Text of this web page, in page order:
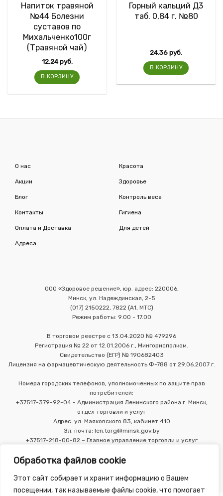
Обработка файлов cookie
Этот сайт собирает и хранит информацию о Вашем
посещении, так называемые файлы cookie, что помогает
Напиток травяной
№44 Болезни
суставов по
Михальченко100г
(Травяной чай)
12.24руб.
В КОРЗИНУ
Горный кальций Д3
таб. 0,84 г. №80
24.36руб.
В КОРЗИНУ
О нас
Акции
Блог
Контакты
Оплата и Доставка
Адреса
Красота
Здоровье
Контроль веса
Гигиена
Для детей
ООО «Здоровое решение», юр. адрес: 220006,
Минск, ул. Надеждинская, 2-5
(017) 2150222, 7822 (А1, МТС)
Режим работы: 9.00 - 17.00
В торговом реестре с 13.04.2020 № 479296
Регистрация № 22 от 12.01.2006 г., Мингорисполком.
Свидетельство (ЕГР) № 190682403
Лицензия на фармацевтическую деятельность Ф-788 от 29.06.2007 г.
Номера городских телефонов, уполномоченных по защите прав
потребителей:
+37517-379-92-04 - Администрация Ленинского района г. Минск,
отдел торговли и услуг
Адрес: ул. Маяковского 83, кабинет 410
Эл. почта: len.torg@minsk.gov.by
+37517-218-00-82 – Главное управление торговли и услуг